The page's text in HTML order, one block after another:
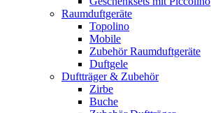
Raumduftgeräte
Topolino
Mobile
Zubehör Raumduftgeräte
Duftgele
Duftträger & Zubehör
Zirbe
Buche